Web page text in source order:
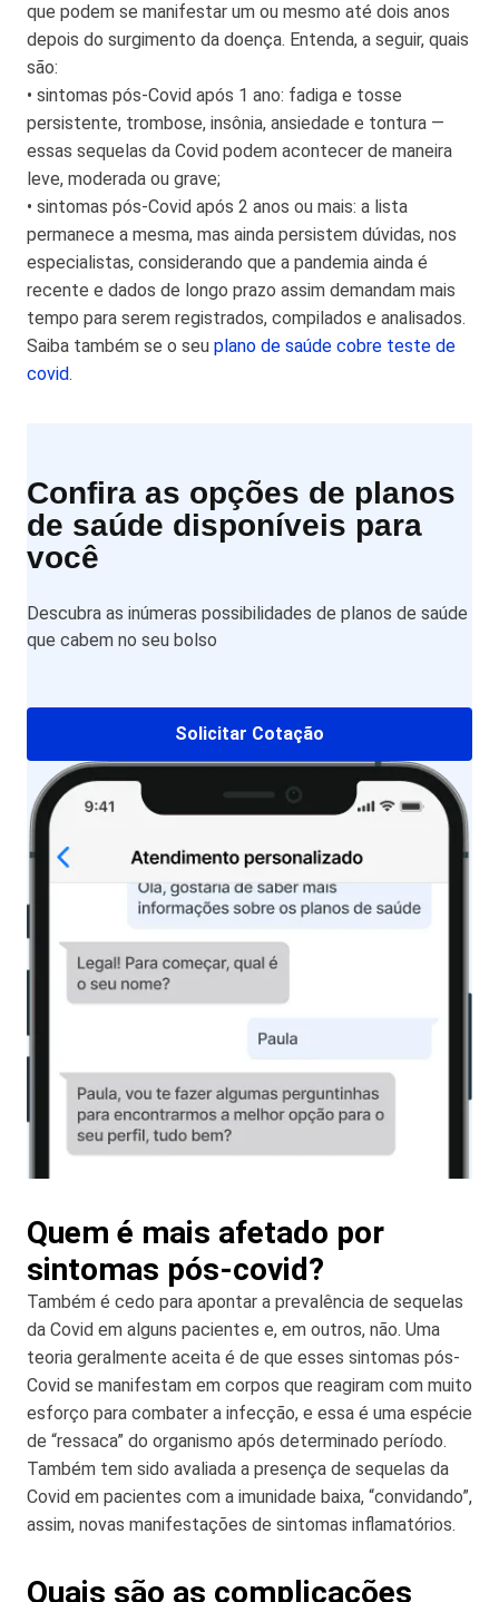
que podem se manifestar um ou mesmo até dois anos
depois do surgimento da doença. Entenda, a seguir, quais
são:
• sintomas pós-Covid após 1 ano: fadiga e tosse
persistente, trombose, insônia, ansiedade e tontura —
essas sequelas da Covid podem acontecer de maneira
leve, moderada ou grave;
• sintomas pós-Covid após 2 anos ou mais: a lista
permanece a mesma, mas ainda persistem dúvidas, nos
especialistas, considerando que a pandemia ainda é
recente e dados de longo prazo assim demandam mais
tempo para serem registrados, compilados e analisados.
Saiba também se o seu plano de saúde cobre teste de
covid.
Confira as opções de planos
de saúde disponíveis para
você
Descubra as inúmeras possibilidades de planos de saúde
que cabem no seu bolso
Solicitar Cotação
Quem é mais afetado por
sintomas pós-covid?
Também é cedo para apontar a prevalência de sequelas
da Covid em alguns pacientes e, em outros, não. Uma
teoria geralmente aceita é de que esses sintomas pós-
Covid se manifestam em corpos que reagiram com muito
esforço para combater a infecção, e essa é uma espécie
de “ressaca” do organismo após determinado período.
Também tem sido avaliada a presença de sequelas da
Covid em pacientes com a imunidade baixa, “convidando”,
assim, novas manifestações de sintomas inflamatórios.
Quais são as complicações